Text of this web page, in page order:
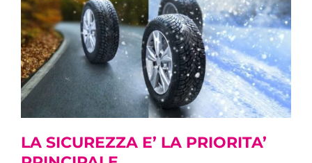
LA SICUREZZA E’ LA PRIORITA’